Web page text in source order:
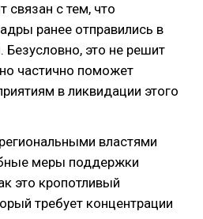
связан с тем, что
ранее отправились в
Безусловно, это не решит
частично поможет
в ликвидации этого
властями
меры поддержки
это кропотливый
требует концентрации